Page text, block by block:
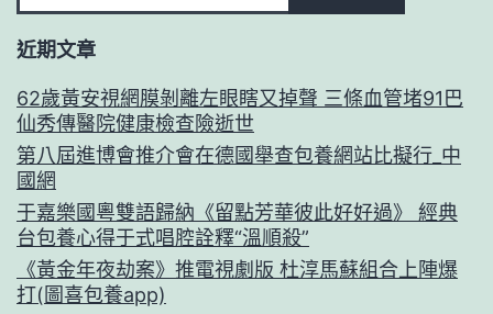
近期文章
62歲黃安視網膜剝離左眼瞎又掉聲 三條血管堵91巴
仙秀傳醫院健康檢查險逝世
第八屆進博會推介會在德國舉查包養網站比擬行_中
國網
于嘉樂國粵雙語歸納《留點芳華彼此好好過》 經典
台包養心得于式唱腔詮釋“溫順殺”
《黃金年夜劫案》推電視劇版 杜淳馬蘇組合上陣爆
打(圖喜包養app)